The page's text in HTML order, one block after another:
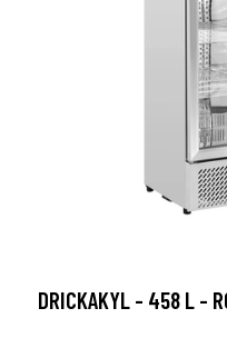
DRICKAKYL - 458 L -